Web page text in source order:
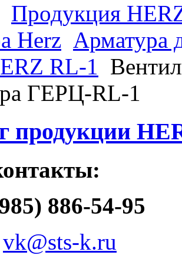
Продукция
Herz Арматура
RL-1
ГЕРЦ-RL-1
продукции
886-54-95
vk@sts-k.ru